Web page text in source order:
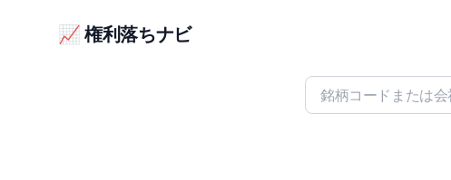
📈 権利落ちナビ